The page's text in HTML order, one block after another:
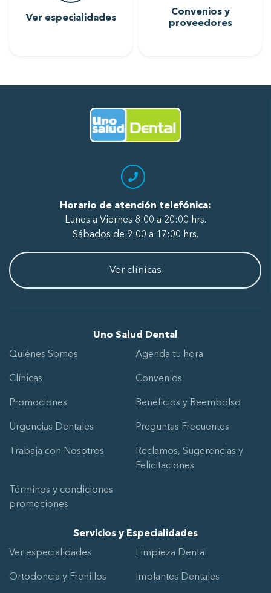
Ver especialidades
Convenios y
proveedores
Horario de atención telefónica:
Lunes a Viernes 8:00 a 20:00 hrs.
Sábados de 9:00 a 17:00 hrs.
Ver clínicas
Uno Salud Dental
Quiénes Somos
Agenda tu hora
Clínicas Convenios
Promociones Beneficios y Reembolso
Urgencias Dentales Preguntas Frecuentes
Trabaja con Nosotros
Reclamos, Sugerencias y
Felicitaciones
Términos y condiciones
promociones
Servicios y Especialidades
Ver especialidades
Limpieza Dental
Ortodoncia y Frenillos Implantes Dentales